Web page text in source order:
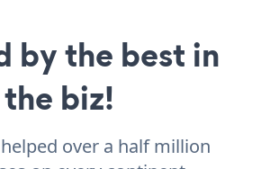
by the best in
the biz!
helped over a half million